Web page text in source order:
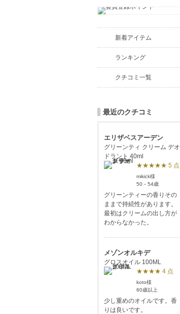
新着アイテム
ランキング
クチコミ一覧
最近のクチコミ
エリザベスアーデン
グリーンティ クリーム デオ
ドラント 40ml
★★★★★ 5 点
mikick様
50－54歳
グリーンティーの香りその
ままで持続性があります。
最初はクリームの出し方が
わからなかった。
メゾンオルキデ
グロスオイル 100ML
★★★★ 4 点
koto様
60歳以上
少し重めのオイルです。香
りは良いです。